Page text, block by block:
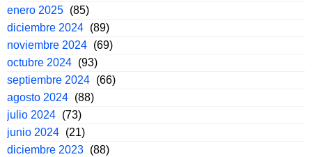
enero 2025 (85)
diciembre 2024 (89)
noviembre 2024 (69)
octubre 2024 (93)
septiembre 2024 (66)
agosto 2024 (88)
julio 2024 (73)
junio 2024 (21)
diciembre 2023 (88)